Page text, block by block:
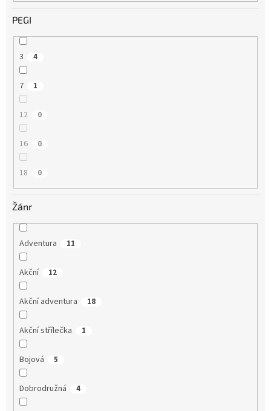
PEGI
3 4
7 1
12 0
16 0
18 0
Žánr
Adventura 11
Akční 12
Akční adventura 18
Akční střílečka 1
Bojová 5
Dobrodružná 4